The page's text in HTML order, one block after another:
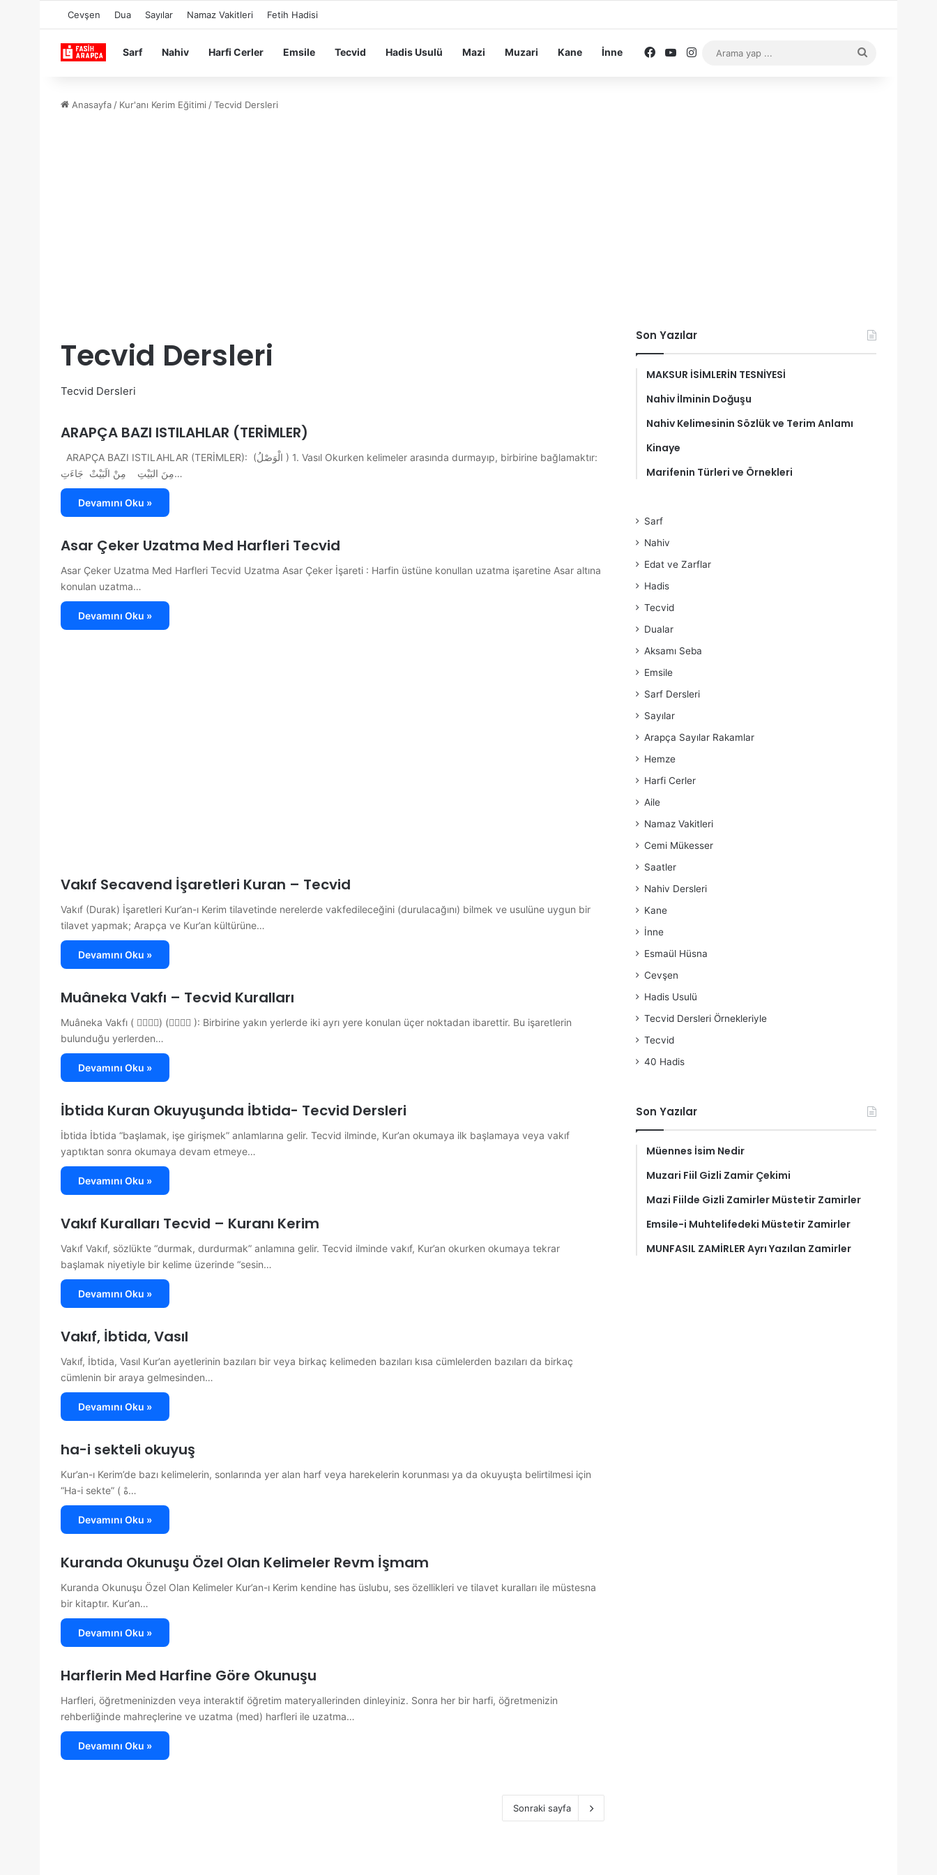
Cevşen Dua Sayılar Namaz Vakitleri Fetih Hadisi
Sarf Nahiv Harfi Cerler Emsile Tecvid Hadis Usulü Mazi Muzari Kane İnne Facebook
YouTube
Instagram
Anasayfa / Kur'anı Kerim Eğitimi /Tecvid Dersleri
Tecvid Dersleri
Tecvid Dersleri
ARAPÇA BAZI ISTILAHLAR (TERİMLER)
ARAPÇA BAZI ISTILAHLAR (TERİMLER): (الْوَصْلُ ) 1. Vasıl Okurken kelimeler arasında durmayıp, birbirine bağlamaktır:
مِنَ البَيْتِ مِنْ الَبَيْتْ جَاءَتِ…
Devamını Oku »
Asar Çeker Uzatma Med Harfleri Tecvid
Asar Çeker Uzatma Med Harfleri Tecvid Uzatma Asar Çeker İşareti : Harfin üstüne konullan uzatma işaretine Asar altına
konulan uzatma…
Devamını Oku »
Vakıf Secavend İşaretleri Kuran – Tecvid
Vakıf (Durak) İşaretleri Kur’an-ı Kerim tilavetinde nerelerde vakfedileceğini (durulacağını) bilmek ve usulüne uygun bir
tilavet yapmak; Arapça ve Kur’an kültürüne…
Devamını Oku »
Muâneka Vakfı – Tecvid Kuralları
Muâneka Vakfı ( هِۚۛ) (هِۚۛ ): Birbirine yakın yerlerde iki ayrı yere konulan üçer noktadan ibarettir. Bu işaretlerin
bulunduğu yerlerden…
Devamını Oku »
İbtida Kuran Okuyuşunda İbtida- Tecvid Dersleri
İbtida İbtida “başlamak, işe girişmek” anlamlarına gelir. Tecvid ilminde, Kur’an okumaya ilk başlamaya veya vakıf
yaptıktan sonra okumaya devam etmeye…
Devamını Oku »
Vakıf Kuralları Tecvid – Kuranı Kerim
Vakıf Vakıf, sözlükte “durmak, durdurmak” anlamına gelir. Tecvid ilminde vakıf, Kur’an okurken okumaya tekrar
başlamak niyetiyle bir kelime üzerinde “sesin…
Devamını Oku »
Vakıf, İbtida, Vasıl
Vakıf, İbtida, Vasıl Kur’an ayetlerinin bazıları bir veya birkaç kelimeden bazıları kısa cümlelerden bazıları da birkaç
cümlenin bir araya gelmesinden…
Devamını Oku »
ha-i sekteli okuyuş
Kur’an-ı Kerim’de bazı kelimelerin, sonlarında yer alan harf veya harekelerin korunması ya da okuyuşta belirtilmesi için
“Ha-i sekte” ( هْ…
Devamını Oku »
Kuranda Okunuşu Özel Olan Kelimeler Revm İşmam
Kuranda Okunuşu Özel Olan Kelimeler Kur’an-ı Kerim kendine has üslubu, ses özellikleri ve tilavet kuralları ile müstesna
bir kitaptır. Kur’an…
Devamını Oku »
Harflerin Med Harfine Göre Okunuşu
Harfleri, öğretmeninizden veya interaktif öğretim materyallerinden dinleyiniz. Sonra her bir harfi, öğretmenizin
rehberliğinde mahreçlerine ve uzatma (med) harfleri ile uzatma…
Devamını Oku »
Sonraki sayfa
Son Yazılar
MAKSUR İSİMLERİN TESNİYESİ
Nahiv İlminin Doğuşu
Nahiv Kelimesinin Sözlük ve Terim Anlamı
Kinaye
Marifenin Türleri ve Örnekleri
Sarf
Nahiv
Edat ve Zarflar
Hadis
Tecvid
Dualar
Aksamı Seba
Emsile
Sarf Dersleri
Sayılar
Arapça Sayılar Rakamlar
Hemze
Harfi Cerler
Aile
Namaz Vakitleri
Cemi Mükesser
Saatler
Nahiv Dersleri
Kane
İnne
Esmaül Hüsna
Cevşen
Hadis Usulü
Tecvid Dersleri Örnekleriyle
Tecvid
40 Hadis
Son Yazılar
Müennes İsim Nedir
Muzari Fiil Gizli Zamir Çekimi
Mazi Fiilde Gizli Zamirler Müstetir Zamirler
Emsile-i Muhtelifedeki Müstetir Zamirler
MUNFASIL ZAMİRLER Ayrı Yazılan Zamirler